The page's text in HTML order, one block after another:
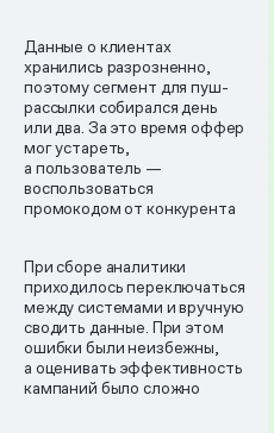
Данные о клиентах
хранились разрозненно,
поэтому сегмент для пуш-
рассылки собирался день
или два. За это время оффер
мог устареть,
а пользователь —
воспользоваться
промокодом от конкурента
При сборе аналитики
приходилось переключаться
между системами и вручную
сводить данные. При этом
ошибки были неизбежны,
а оценивать эффективность
кампаний было сложно